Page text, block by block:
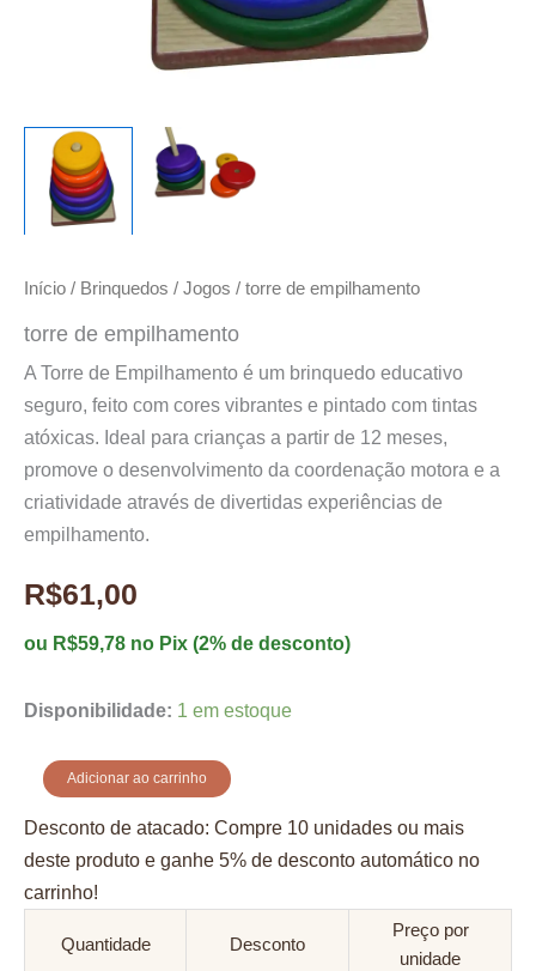
Início / Brinquedos / Jogos / torre de empilhamento
torre de empilhamento
A Torre de Empilhamento é um brinquedo educativo
seguro, feito com cores vibrantes e pintado com tintas
atóxicas. Ideal para crianças a partir de 12 meses,
promove o desenvolvimento da coordenação motora e a
criatividade através de divertidas experiências de
empilhamento.
R$61,00
ou R$59,78 no Pix (2% de desconto)
Disponibilidade: 1 em estoque
torre
empilhamento
Adicionar ao carrinho
Desconto de atacado: Compre 10 unidades ou mais
deste produto e ganhe 5% de desconto automático no
carrinho!
Quantidade Desconto
Preço por
unidade